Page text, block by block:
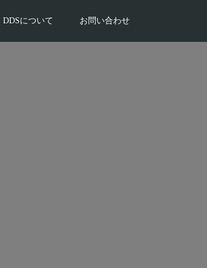
DDSについて お問い合わせ